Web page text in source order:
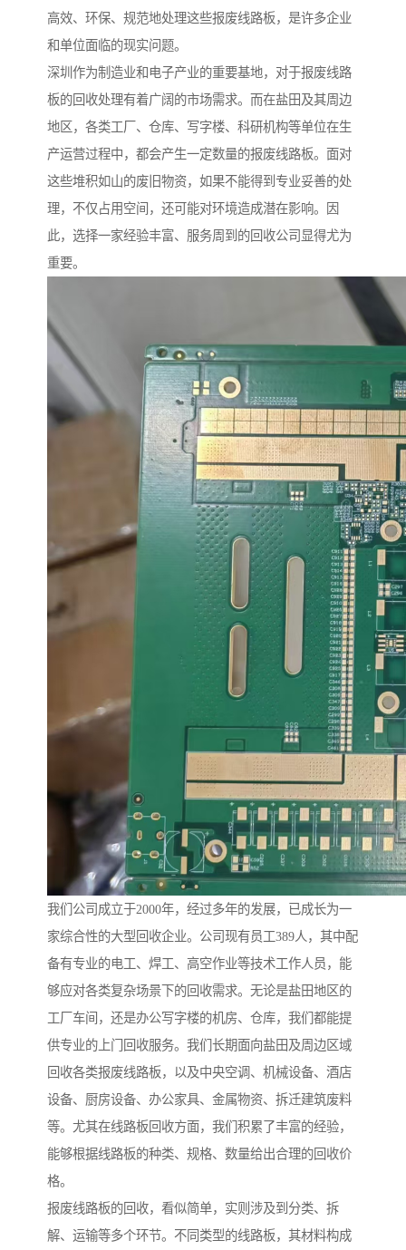
高效、环保、规范地处理这些报废线路板，是许多企业
和单位面临的现实问题。
深圳作为制造业和电子产业的重要基地，对于报废线路
板的回收处理有着广阔的市场需求。而在盐田及其周边
地区，各类工厂、仓库、写字楼、科研机构等单位在生
产运营过程中，都会产生一定数量的报废线路板。面对
这些堆积如山的废旧物资，如果不能得到专业妥善的处
理，不仅占用空间，还可能对环境造成潜在影响。因
此，选择一家经验丰富、服务周到的回收公司显得尤为
重要。
我们公司成立于2000年，经过多年的发展，已成长为一
家综合性的大型回收企业。公司现有员工389人，其中配
备有专业的电工、焊工、高空作业等技术工作人员，能
够应对各类复杂场景下的回收需求。无论是盐田地区的
工厂车间，还是办公写字楼的机房、仓库，我们都能提
供专业的上门回收服务。我们长期面向盐田及周边区域
回收各类报废线路板，以及中央空调、机械设备、酒店
设备、厨房设备、办公家具、金属物资、拆迁建筑废料
等。尤其在线路板回收方面，我们积累了丰富的经验，
能够根据线路板的种类、规格、数量给出合理的回收价
格。
报废线路板的回收，看似简单，实则涉及到分类、拆
解、运输等多个环节。不同类型的线路板，其材料构成